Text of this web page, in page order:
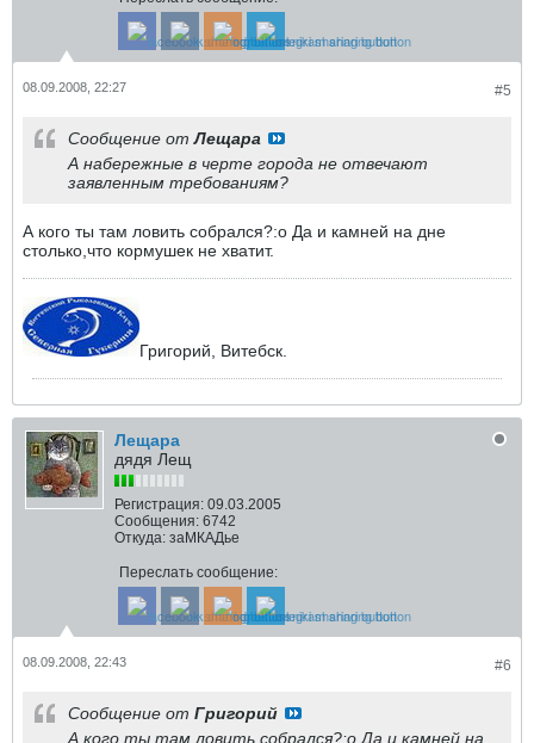
#5
08.09.2008, 22:27
Сообщение отЛещара
А набережные в черте города не отвечают
заявленным требованиям?
А кого ты там ловить собрался?:o Да и камней на дне
столько,что кормушек не хватит.
Григорий, Витебск.
Лещара
дядя Лещ
Регистрация: 09.03.2005
Сообщения: 6742
Откуда: заМКАДье
Переслать сообщение:
#6
08.09.2008, 22:43
Сообщение от Григорий
А кого ты там ловить собрался?:o Да и камней на